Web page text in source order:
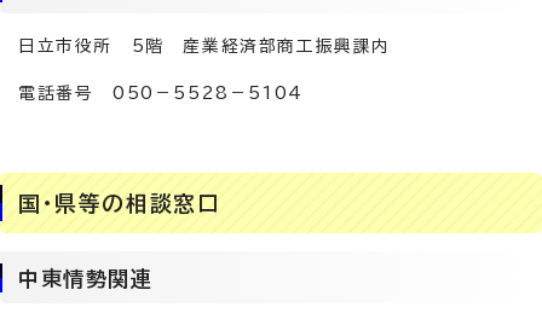
日立市役所 5階 産業経済部商工振興課内
電話番号 050－5528－5104
国・県等の相談窓口
中東情勢関連